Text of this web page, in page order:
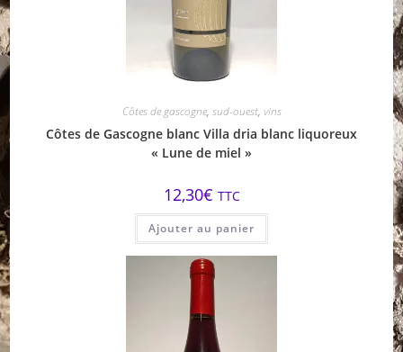
Côtes de gascogne, sud-ouest, vins
Côtes de Gascogne blanc Villa dria blanc liquoreux
« Lune de miel »
12,30€ TTC
Ajouter au panier